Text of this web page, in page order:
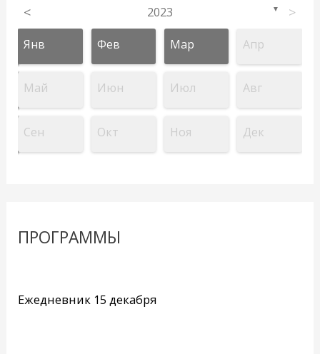
< 2023 ▼ >
Янв Фев Мар Апр
Май Июн Июл Авг
Сен Окт Ноя Дек
ПРОГРАММЫ
Ежедневник 15 декабря